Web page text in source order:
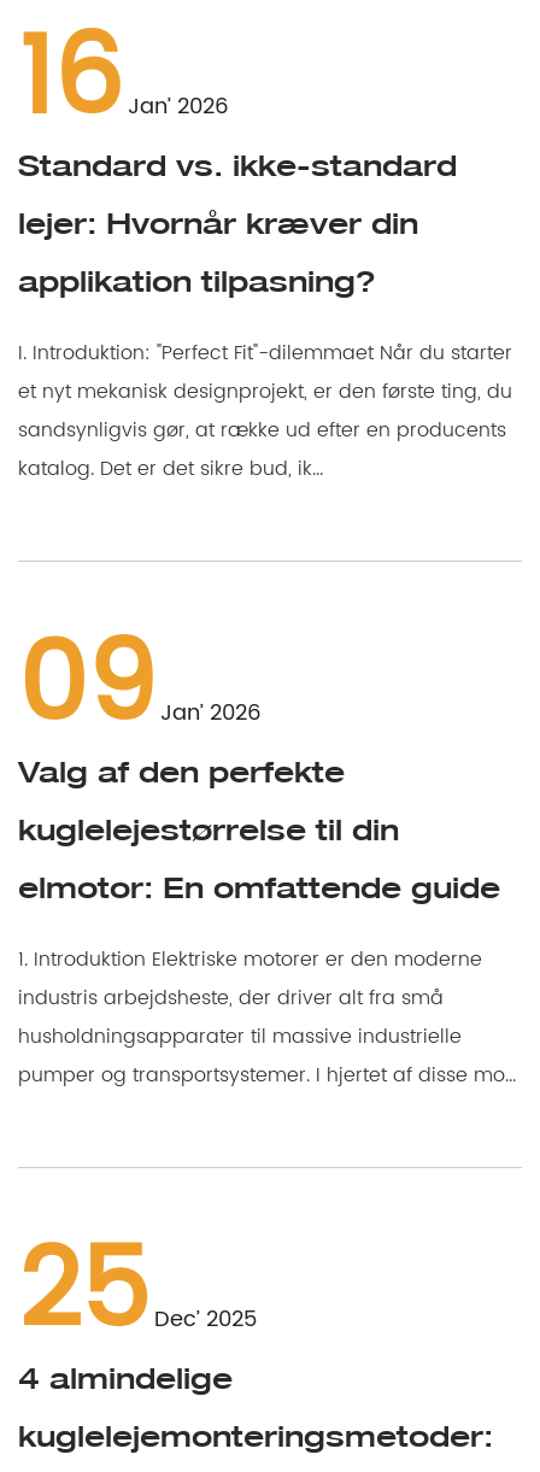
16 Jan’ 2026
Standard vs. ikke-standard
lejer: Hvornår kræver din
applikation tilpasning?
I. Introduktion: "Perfect Fit"-dilemmaet Når du starter
et nyt mekanisk designprojekt, er den første ting, du
sandsynligvis gør, at række ud efter en producents
katalog. Det er det sikre bud, ik...
09 Jan’ 2026
Valg af den perfekte
kuglelejestørrelse til din
elmotor: En omfattende guide
1. Introduktion Elektriske motorer er den moderne
industris arbejdsheste, der driver alt fra små
husholdningsapparater til massive industrielle
pumper og transportsystemer. I hjertet af disse mo...
25 Dec’ 2025
4 almindelige
kuglelejemonteringsmetoder: